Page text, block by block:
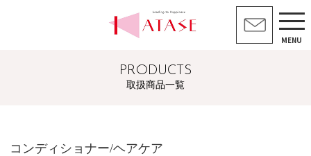
MENU
PRODUCTS
取扱商品一覧
コンディショナー/ヘアケア